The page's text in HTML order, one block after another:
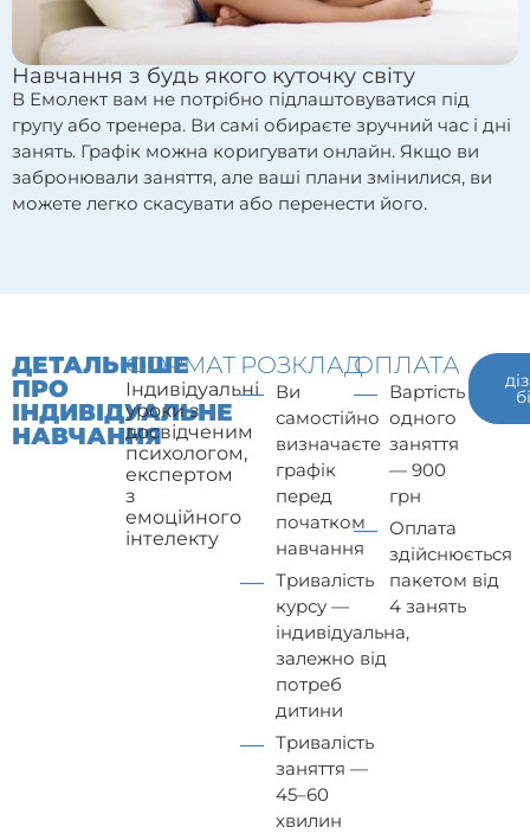
Навчання з будь якого куточку світу
В Емолект вам не потрібно підлаштовуватися під
групу або тренера. Ви самі обираєте зручний час і дні
занять. Графік можна коригувати онлайн. Якщо ви
забронювали заняття, але ваші плани змінилися, ви
можете легко скасувати або перенести його.
ДЕТАЛЬНІШЕ
ПРО
ІНДИВІДУАЛЬНЕ
НАВЧАННЯ
ФОРМАТ
Індивідуальні
уроки з
досвідченим
психологом,
експертом
з
емоційного
інтелекту
РОЗКЛАД
Ви
самостійно
визначаєте
графік
перед
початком
навчання
Тривалість
курсу —
індивідуальна,
залежно від
потреб
дитини
Тривалість
заняття —
45–60
хвилин
ОПЛАТА
Вартість
одного
заняття
— 900
грн
Оплата
здійснюється
пакетом від
4 занять